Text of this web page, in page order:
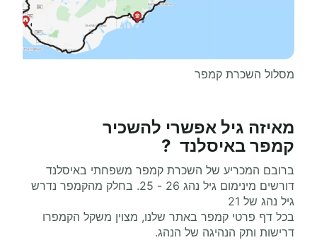
מסלול השכרת קמפר
מאיזה גיל אפשרי להשכיר
קמפר באיסלנד ?
ברובם המכריע של השכרת קמפר משפחתי באיסלנד
דורשים מינימום גיל נהג 26 - 25. בחלק מהקמפר נדרש
גיל נהג של 21
בכל דף פרטי קמפר באתר שלנו, מצוין משקל הקמפרו
דרישות ותק הנהיגה של הנהג.